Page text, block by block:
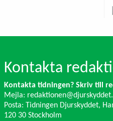
Kontakta
Kontakta tidningen? Skriv till
Mejla:
Posta: Tidningen Djurskyddet,
120 30 Stockholm